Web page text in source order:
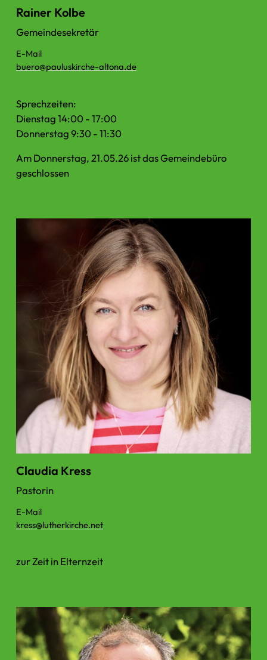
Rainer Kolbe
Gemeindesekretär
E-Mail
buero@​pauluskirche-altona.​de
Sprechzeiten:
Dienstag 14:00 - 17:00
Donnerstag 9:30 - 11:30
Am Donnerstag, 21.05.26 ist das Gemeindebüro
geschlossen
Claudia Kress
Pastorin
E-Mail
kress@​lutherkirche.​net
zur Zeit in Elternzeit